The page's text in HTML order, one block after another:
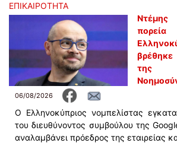
ΕΠΙΚΑΙΡΟΤΗΤΑ
Ντέμης
της
06/08/2026
Ο Ελληνοκύπριος νομπελίστας
του διευθύνοντος συμβούλου της
αναλαμβάνει πρόεδρος της εταιρείας